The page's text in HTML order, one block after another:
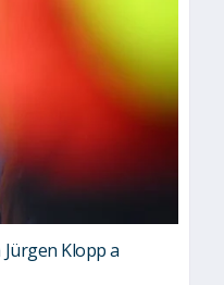
Jürgen Klopp a